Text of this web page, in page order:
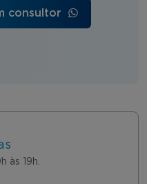
consultor
às 19h.